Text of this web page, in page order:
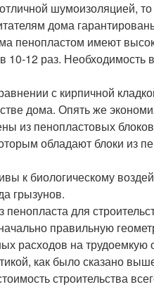
шумоизоляцией,
дома
пенопластом имеют
10-12 раз. Необходимость
с кирпичной
дома. Опять же
из пенопластовых
обладают блоки из
к биологическому
грызунов.
пенопласта для
правильную
расходов на трудоемкую
как было сказано
строительства